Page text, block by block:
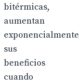
bitérmicas,
aumentan
exponencialmente
sus
beneficios
cuando